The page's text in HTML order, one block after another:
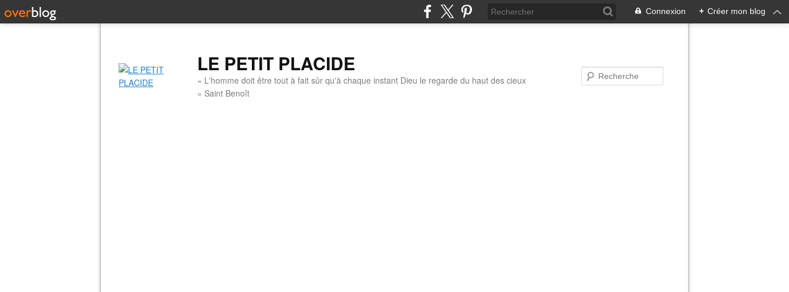
Connexion + Créer mon blog
LE PETIT PLACIDE
« L'homme doit être tout à fait sûr qu'à chaque instant Dieu le regarde du haut des cieux
» Saint Benoît